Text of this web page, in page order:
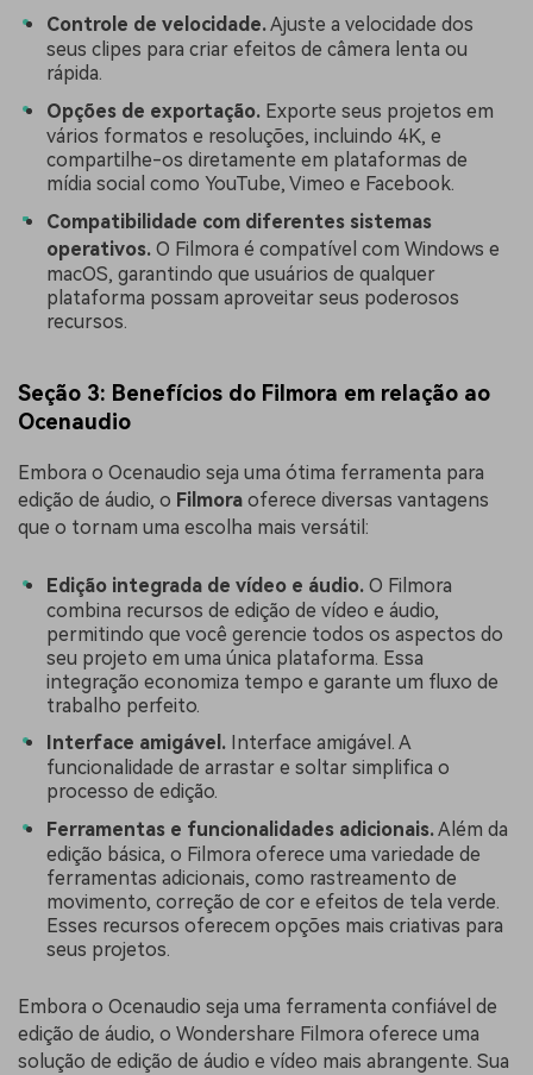
Controle de velocidade.Ajuste a velocidade dos
seus clipes para criar efeitos de câmera lenta ou
rápida.
Opções de exportação. Exporte seus projetos em
vários formatos e resoluções, incluindo 4K, e
compartilhe-os diretamente em plataformas de
mídia social como YouTube, Vimeo e Facebook.
Compatibilidade com diferentes sistemas
operativos. O Filmora é compatível com Windows e
macOS, garantindo que usuários de qualquer
plataforma possam aproveitar seus poderosos
recursos.
Seção 3: Benefícios do Filmora em relação ao
Ocenaudio
Embora o Ocenaudio seja uma ótima ferramenta para
edição de áudio, o Filmora oferece diversas vantagens
que o tornam uma escolha mais versátil:
Edição integrada de vídeo e áudio. O Filmora
combina recursos de edição de vídeo e áudio,
permitindo que você gerencie todos os aspectos do
seu projeto em uma única plataforma. Essa
integração economiza tempo e garante um fluxo de
trabalho perfeito.
Interface amigável. Interface amigável. A
funcionalidade de arrastar e soltar simplifica o
processo de edição.
Ferramentas e funcionalidades adicionais.Além da
edição básica, o Filmora oferece uma variedade de
ferramentas adicionais, como rastreamento de
movimento, correção de cor e efeitos de tela verde.
Esses recursos oferecem opções mais criativas para
seus projetos.
Embora o Ocenaudio seja uma ferramenta confiável de
edição de áudio, o Wondershare Filmora oferece uma
solução de edição de áudio e vídeo mais abrangente. Sua